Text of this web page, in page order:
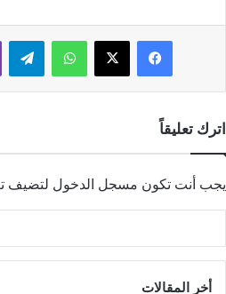
فيسبوك ‫X واتساب تيلقرام
اترك تعليقاً
يجب أنت تكون مسجل الدخول لتضيف
أخر المقالات